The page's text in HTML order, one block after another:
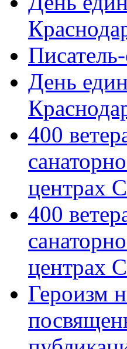
День
400
центрах
400
центрах
Героизм